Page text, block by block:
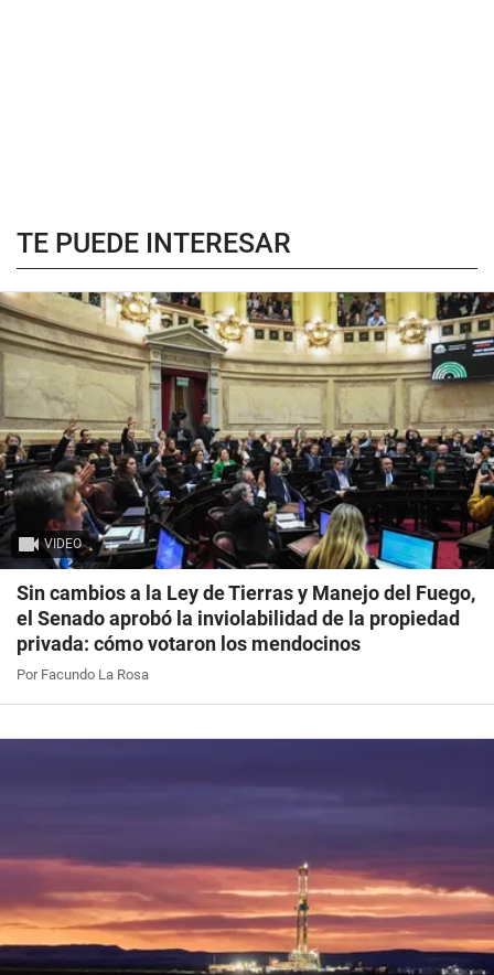
TE PUEDE INTERESAR
VIDEO
Sin cambios a la Ley de Tierras y Manejo del Fuego,
el Senado aprobó la inviolabilidad de la propiedad
privada: cómo votaron los mendocinos
Por Facundo La Rosa